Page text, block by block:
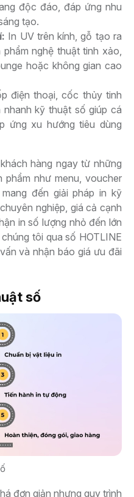
độc đáo, đáp ứng nhu
tạo.
In UV trên kính, gỗ tạo ra
nghệ thuật tinh xảo,
hoặc không gian cao
điện thoại, cốc thủy tinh
kỹ thuật số giúp cá
ứng xu hướng tiêu dùng
hàng ngay từ những
như menu, voucher
đến giải pháp in kỹ
nghiệp, giá cả cạnh
in số lượng nhỏ đến lớn
tôi qua số HOTLINE
và nhận báo giá ưu đãi
số
đơn giản nhưng quy trình